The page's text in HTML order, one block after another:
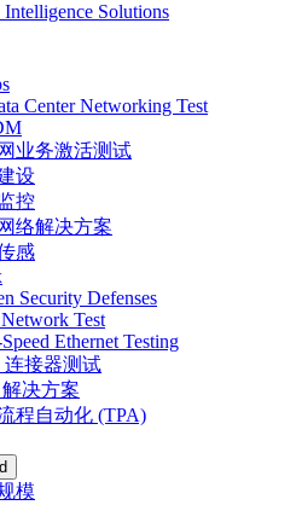
Solutions
Center Networking Test
业务激活测试
设
控
络解决方案
感
Security Defenses
Test
Ethernet Testing
连接器测试
决方案
程自动化 (TPA)
模